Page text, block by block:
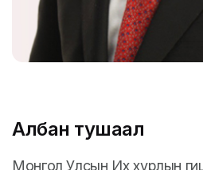
Албан тушаал
Монгол Улсын Их хурлын